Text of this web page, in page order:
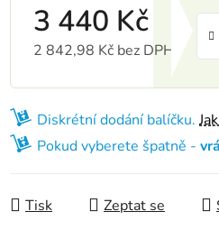
3 440 Kč
2 842,98 Kč bez DPH
Diskrétní dodání balíčku.
Pokud vyberete špatně -
Tisk Zeptat se